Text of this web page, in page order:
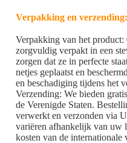
Verpakking en verzending:
Verpakking van het
zorgvuldig verpakt in een
zorgen dat ze in perfecte
netjes geplaatst en
en beschadiging tijdens het
Verzending: We bieden
de Verenigde Staten.
verwerkt en verzonden via
variëren afhankelijk van uw
kosten van de internationale